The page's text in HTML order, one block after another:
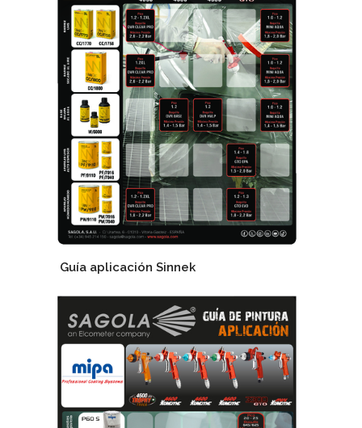
Guía aplicación Sinnek